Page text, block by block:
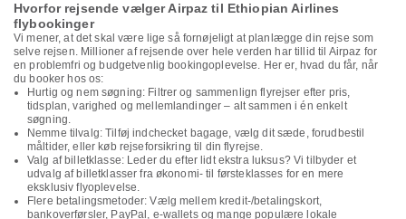
Hvorfor rejsende vælger Airpaz til Ethiopian Airlines
flybookinger
Vi mener, at det skal være lige så fornøjeligt at planlægge din rejse som
selve rejsen. Millioner af rejsende over hele verden har tillid til Airpaz for
en problemfri og budgetvenlig bookingoplevelse. Her er, hvad du får, når
du booker hos os:
Hurtig og nem søgning: Filtrer og sammenlign flyrejser efter pris,
tidsplan, varighed og mellemlandinger – alt sammen i én enkelt
søgning.
Nemme tilvalg: Tilføj indchecket bagage, vælg dit sæde, forudbestil
måltider, eller køb rejseforsikring til din flyrejse.
Valg af billetklasse: Leder du efter lidt ekstra luksus? Vi tilbyder et
udvalg af billetklasser fra økonomi- til førsteklasses for en mere
eksklusiv flyoplevelse.
Flere betalingsmetoder: Vælg mellem kredit-/betalingskort,
bankoverførsler, PayPal, e-wallets og mange populære lokale